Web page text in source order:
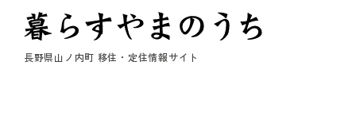
長野県山ノ内町 移住・定住情報サイト